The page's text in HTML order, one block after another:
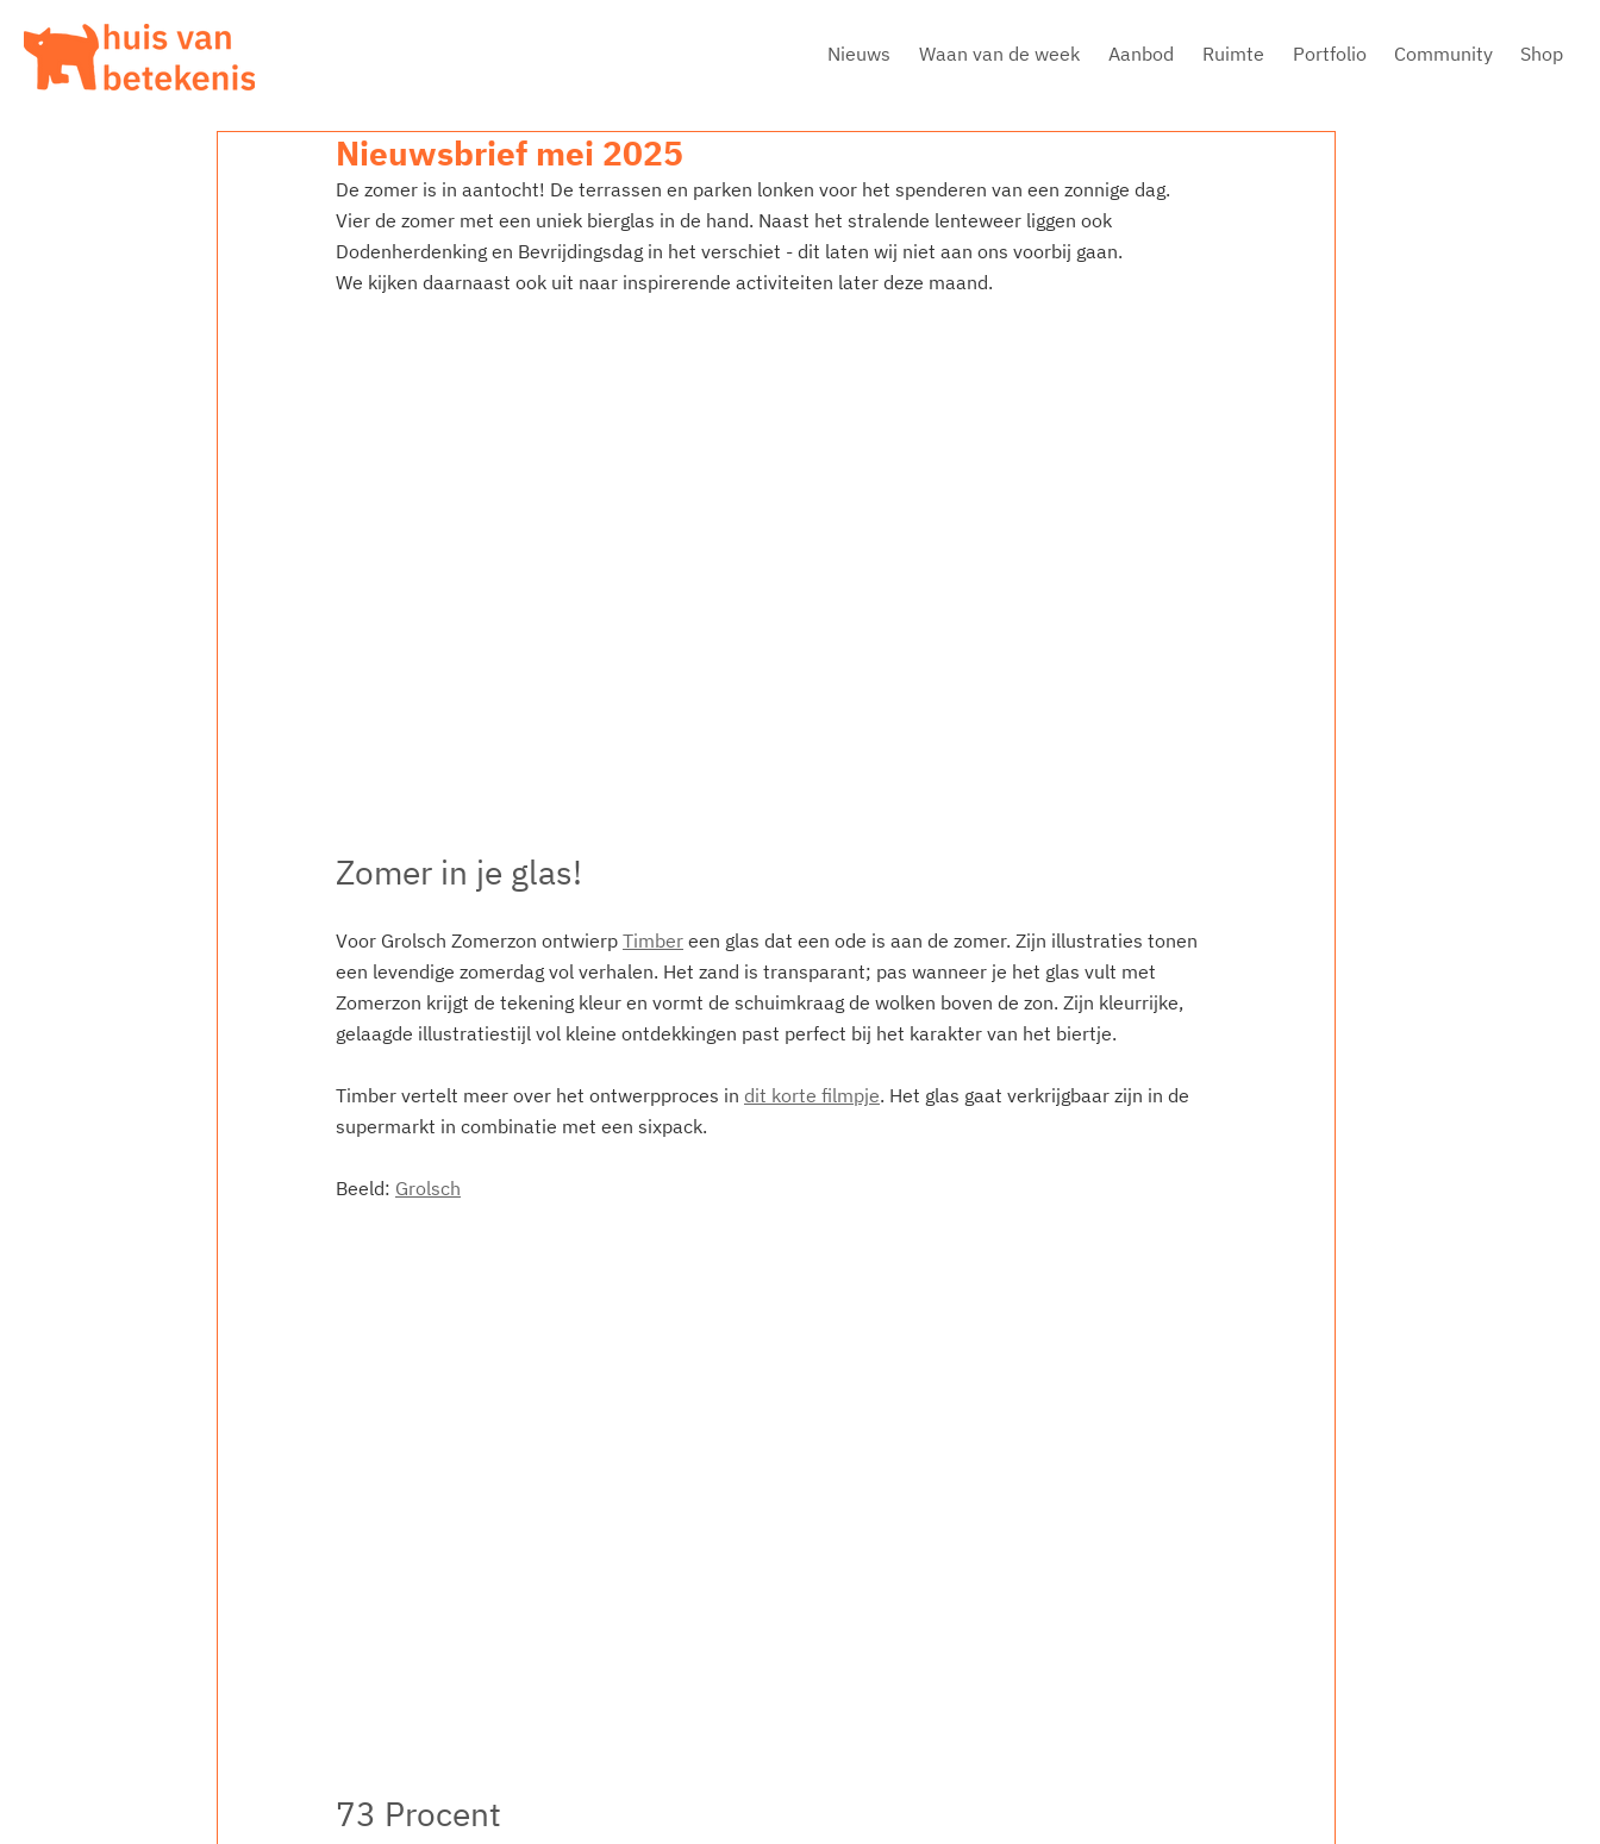
Nieuws Waan van de week Aanbod Ruimte Portfolio Community Shop
Nieuwsbrief mei 2025
De zomer is in aantocht! De terrassen en parken lonken voor het spenderen van een zonnige dag.
Vier de zomer met een uniek bierglas in de hand. Naast het stralende lenteweer liggen ook
Dodenherdenking en Bevrijdingsdag in het verschiet - dit laten wij niet aan ons voorbij gaan.
We kijken daarnaast ook uit naar inspirerende activiteiten later deze maand.
Zomer in je glas!
Voor Grolsch Zomerzon ontwierp Timber een glas dat een ode is aan de zomer. Zijn illustraties tonen
een levendige zomerdag vol verhalen. Het zand is transparant; pas wanneer je het glas vult met
Zomerzon krijgt de tekening kleur en vormt de schuimkraag de wolken boven de zon. Zijn kleurrijke,
gelaagde illustratiestijl vol kleine ontdekkingen past perfect bij het karakter van het biertje.
Timber vertelt meer over het ontwerpproces in dit korte filmpje. Het glas gaat verkrijgbaar zijn in de
supermarkt in combinatie met een sixpack.
Beeld: Grolsch
73 Procent